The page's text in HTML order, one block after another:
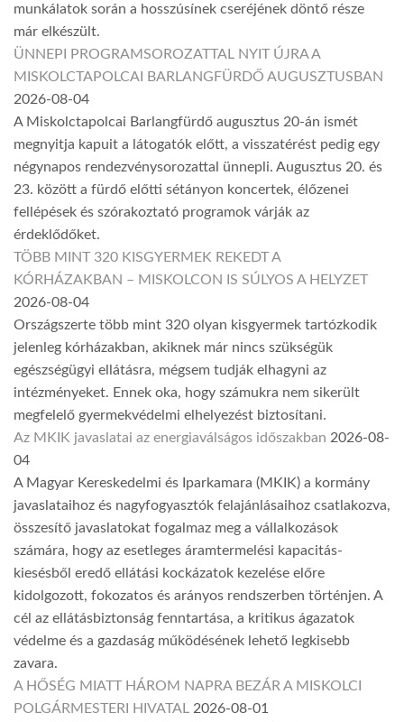
munkálatok során a hosszúsínek cseréjének döntő része
már elkészült.
ÜNNEPI PROGRAMSOROZATTAL NYIT ÚJRA A
MISKOLCTAPOLCAI BARLANGFÜRDŐ AUGUSZTUSBAN
2026-08-04
A Miskolctapolcai Barlangfürdő augusztus 20-án ismét
megnyitja kapuit a látogatók előtt, a visszatérést pedig egy
négynapos rendezvénysorozattal ünnepli. Augusztus 20. és
23. között a fürdő előtti sétányon koncertek, élőzenei
fellépések és szórakoztató programok várják az
érdeklődőket.
TÖBB MINT 320 KISGYERMEK REKEDT A
KÓRHÁZAKBAN – MISKOLCON IS SÚLYOS A HELYZET
2026-08-04
Országszerte több mint 320 olyan kisgyermek tartózkodik
jelenleg kórházakban, akiknek már nincs szükségük
egészségügyi ellátásra, mégsem tudják elhagyni az
intézményeket. Ennek oka, hogy számukra nem sikerült
megfelelő gyermekvédelmi elhelyezést biztosítani.
Az MKIK javaslatai az energiaválságos időszakban 2026-08-
04
A Magyar Kereskedelmi és Iparkamara (MKIK) a kormány
javaslataihoz és nagyfogyasztók felajánlásaihoz csatlakozva,
összesítő javaslatokat fogalmaz meg a vállalkozások
számára, hogy az esetleges áramtermelési kapacitás-
kiesésből eredő ellátási kockázatok kezelése előre
kidolgozott, fokozatos és arányos rendszerben történjen. A
cél az ellátásbiztonság fenntartása, a kritikus ágazatok
védelme és a gazdaság működésének lehető legkisebb
zavara.
A HŐSÉG MIATT HÁROM NAPRA BEZÁR A MISKOLCI
POLGÁRMESTERI HIVATAL 2026-08-01